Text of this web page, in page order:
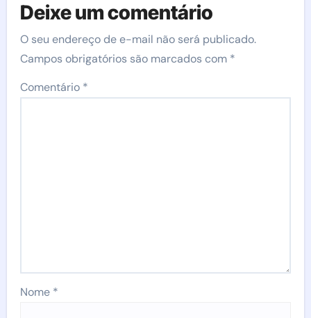
Deixe um comentário
O seu endereço de e-mail não será publicado.
Campos obrigatórios são marcados com *
Comentário *
Nome *